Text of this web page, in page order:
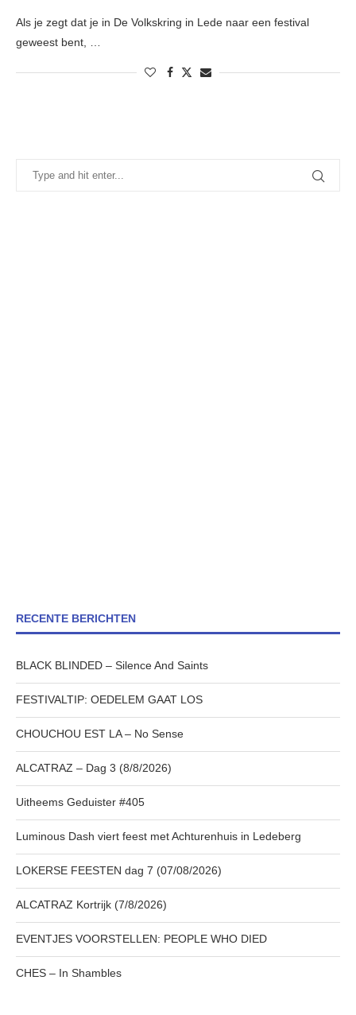
Als je zegt dat je in De Volkskring in Lede naar een festival
geweest bent, …
RECENTE BERICHTEN
BLACK BLINDED – Silence And Saints
FESTIVALTIP: OEDELEM GAAT LOS
CHOUCHOU EST LA – No Sense
ALCATRAZ – Dag 3 (8/8/2026)
Uitheems Geduister #405
Luminous Dash viert feest met Achturenhuis in Ledeberg
LOKERSE FEESTEN dag 7 (07/08/2026)
ALCATRAZ Kortrijk (7/8/2026)
EVENTJES VOORSTELLEN: PEOPLE WHO DIED
CHES – In Shambles